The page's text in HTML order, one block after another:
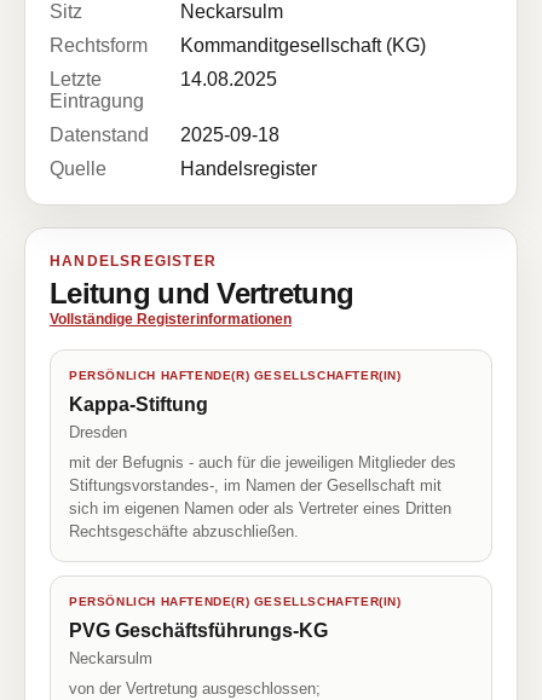
Sitz
Neckarsulm
Rechtsform
Kommanditgesellschaft (KG)
Letzte
Eintragung
14.08.2025
Datenstand
2025-09-18
Quelle
Handelsregister
HANDELSREGISTER
Leitung und Vertretung
Vollständige Registerinformationen
PERSÖNLICH HAFTENDE(R) GESELLSCHAFTER(IN)
Kappa-Stiftung
Dresden
mit der Befugnis - auch für die jeweiligen Mitglieder des
Stiftungsvorstandes-, im Namen der Gesellschaft mit
sich im eigenen Namen oder als Vertreter eines Dritten
Rechtsgeschäfte abzuschließen.
PERSÖNLICH HAFTENDE(R) GESELLSCHAFTER(IN)
PVG Geschäftsführungs-KG
Neckarsulm
von der Vertretung ausgeschlossen;